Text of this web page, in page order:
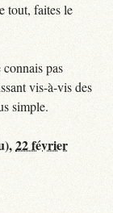
tout, faites le
pas
vis-à-vis des
simple.
22 février